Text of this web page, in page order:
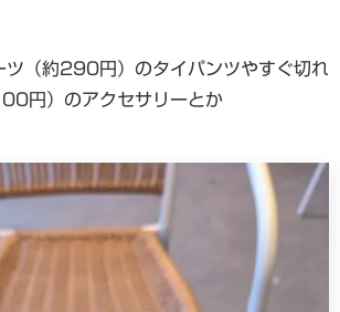
（約290円）のタイパンツやすぐ切れ
円）のアクセサリーとか